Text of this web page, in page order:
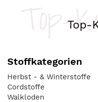
Top-
Top-
Stoffkategorien
Herbst - & Winterstoffe
Cordstoffe
Walkloden